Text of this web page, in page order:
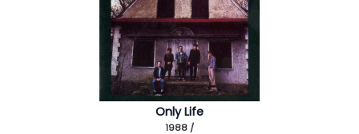
Only Life
1988 /